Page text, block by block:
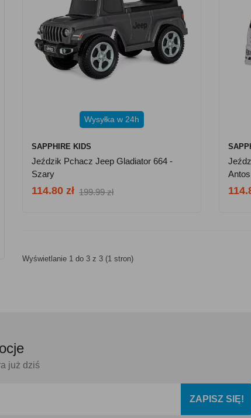
Wysyłka w 24h
SAPPHIRE KIDS
Jeździk Pchacz Jeep Gladiator 664 -
Szary
114.80 zł 199.99 zł
Wyświetlanie 1 do 3 z 3 (1 stron)
już dziś
ZAPISZ SIĘ!